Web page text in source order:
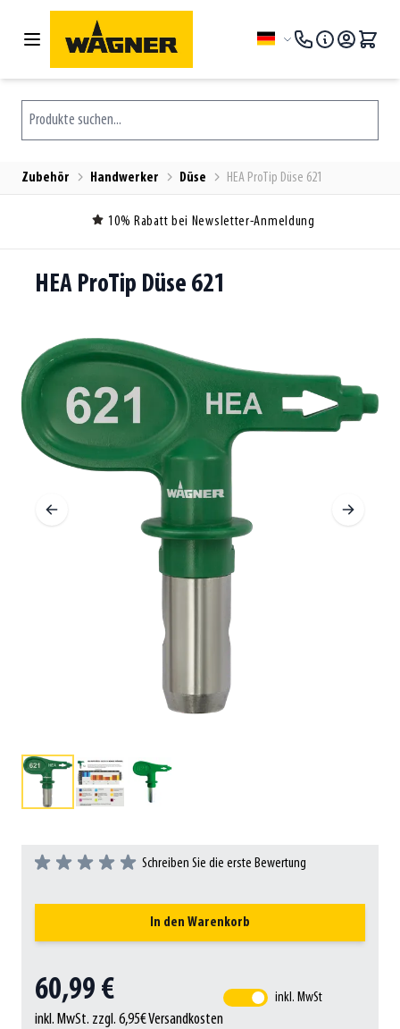
Zum Inhalt springen
Sprache
Produkte suchen...
Zubehör Handwerker Düse HEA ProTip Düse 621
10% Rabatt bei Newsletter-Anmeldung
HEA ProTip Düse 621
Schreiben Sie die erste Bewertung
In den Warenkorb
60,99 €
inkl. MwSt. zzgl. 6,95€ Versandkosten
inkl. MwSt